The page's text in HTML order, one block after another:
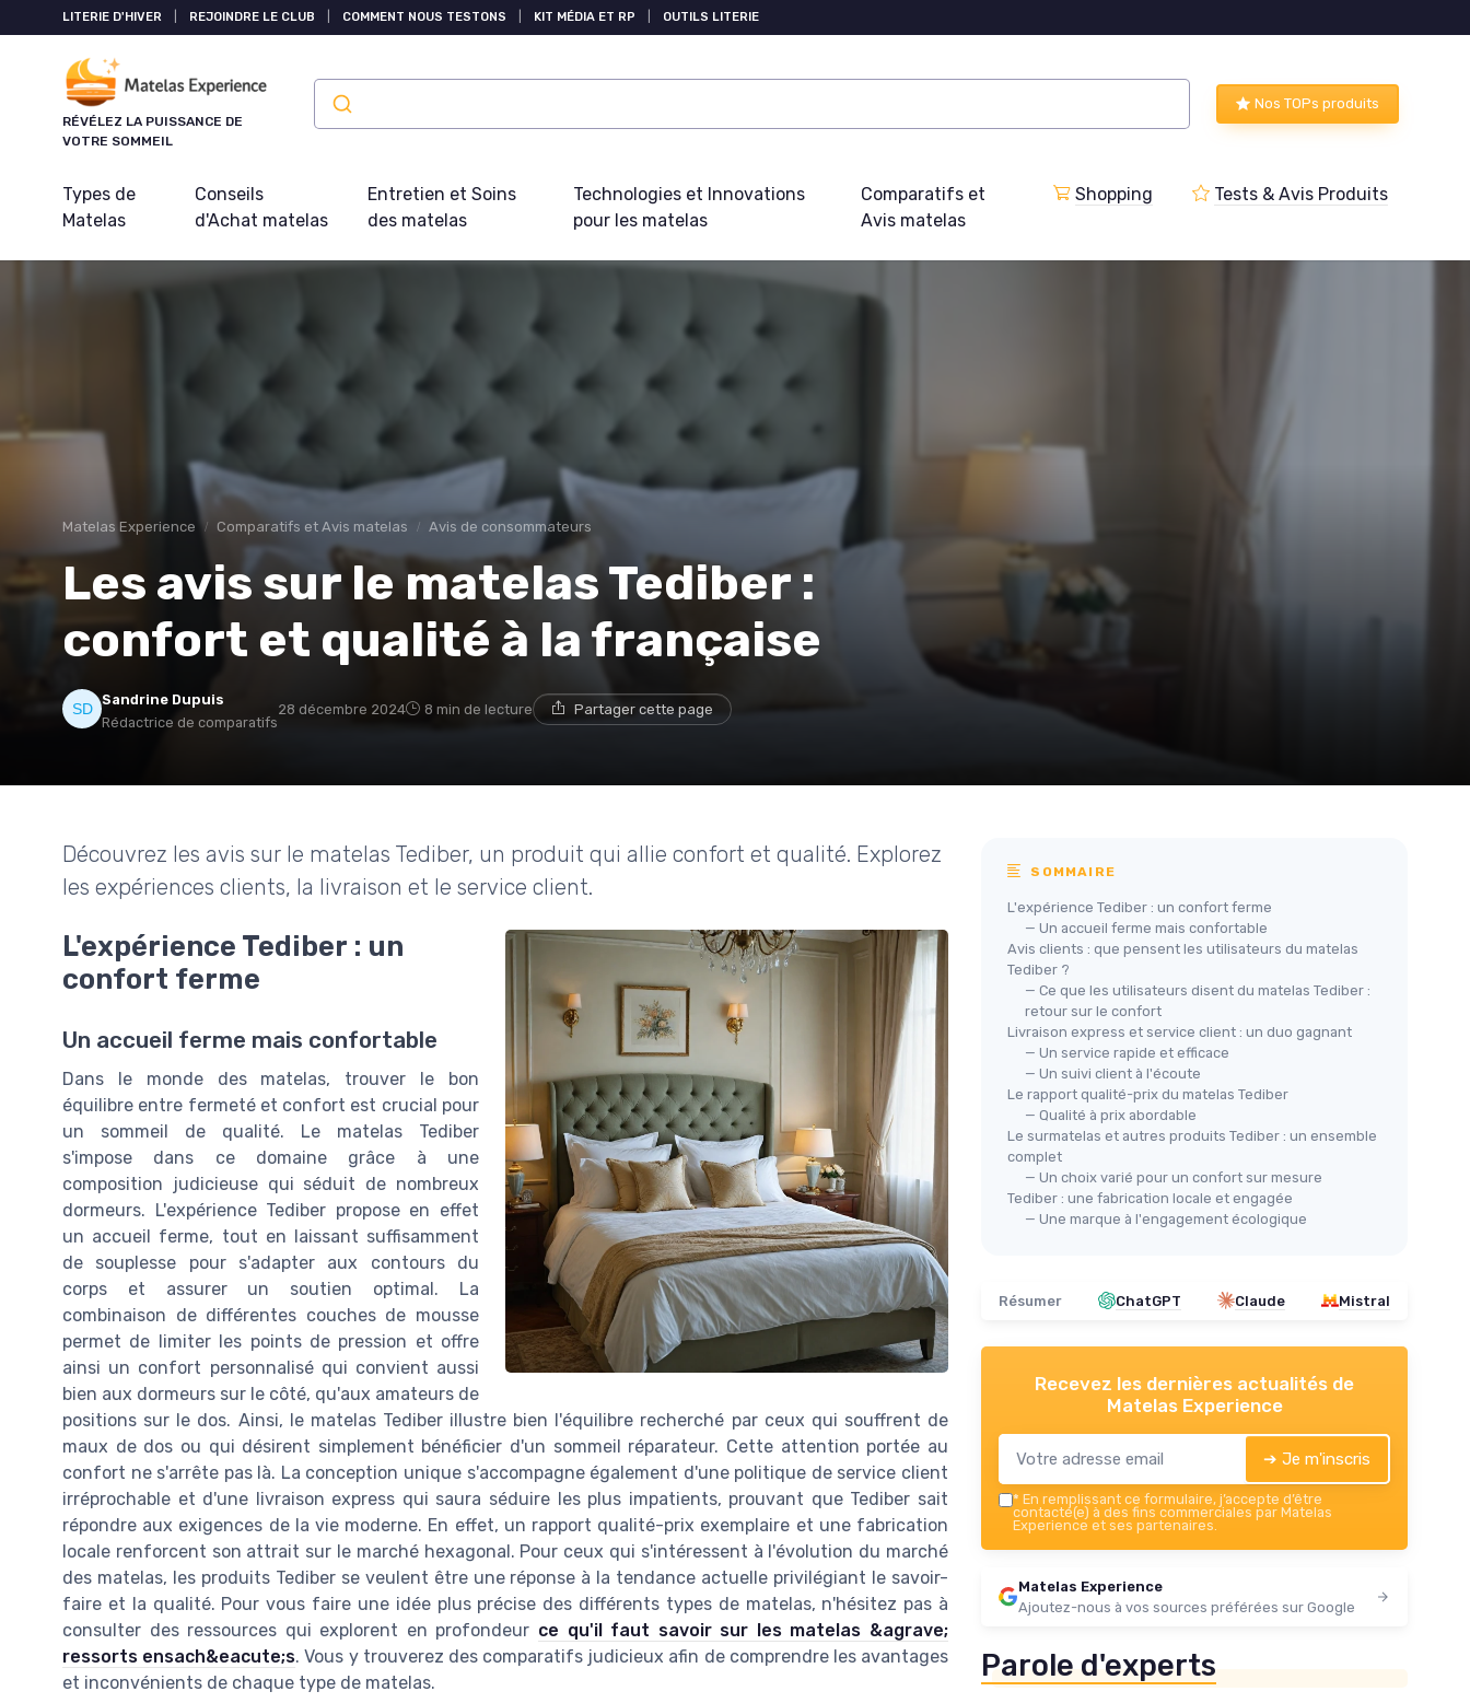
LITERIE D'HIVER REJOINDRE LE CLUB COMMENT NOUS TESTONS KIT MÉDIA ET RP OUTILS LITERIE
RÉVÉLEZ LA PUISSANCE DE
VOTRE SOMMEIL
Nos TOPs produits
Types de
Matelas
Conseils
d'Achat matelas
Entretien et Soins
des matelas
Technologies et Innovations
pour les matelas
Comparatifs et
Avis matelas
Shopping Tests & Avis Produits
Matelas Experience Comparatifs et Avis matelas Avis de consommateurs
Les avis sur le matelas Tediber :
confort et qualité à la française
Sandrine Dupuis
Rédactrice de comparatifs
28 décembre 2024 8 min de lecture Partager cette page
Découvrez les avis sur le matelas Tediber, un produit qui allie confort et qualité. Explorez
les expériences clients, la livraison et le service client.
L'expérience Tediber : un
confort ferme
Un accueil ferme mais confortable
Dans le monde des matelas, trouver le bon
équilibre entre fermeté et confort est crucial pour
un sommeil de qualité. Le matelas Tediber
s'impose dans ce domaine grâce à une
composition judicieuse qui séduit de nombreux
dormeurs. L'expérience Tediber propose en effet
un accueil ferme, tout en laissant suffisamment
de souplesse pour s'adapter aux contours du
corps et assurer un soutien optimal. La
combinaison de différentes couches de mousse
permet de limiter les points de pression et offre
ainsi un confort personnalisé qui convient aussi
bien aux dormeurs sur le côté, qu'aux amateurs de
positions sur le dos. Ainsi, le matelas Tediber illustre bien l'équilibre recherché par ceux qui souffrent de
maux de dos ou qui désirent simplement bénéficier d'un sommeil réparateur. Cette attention portée au
confort ne s'arrête pas là. La conception unique s'accompagne également d'une politique de service client
irréprochable et d'une livraison express qui saura séduire les plus impatients, prouvant que Tediber sait
répondre aux exigences de la vie moderne. En effet, un rapport qualité-prix exemplaire et une fabrication
locale renforcent son attrait sur le marché hexagonal. Pour ceux qui s'intéressent à l'évolution du marché
des matelas, les produits Tediber se veulent être une réponse à la tendance actuelle privilégiant le savoir-
faire et la qualité. Pour vous faire une idée plus précise des différents types de matelas, n'hésitez pas à
consulter des ressources qui explorent en profondeur ce qu'il faut savoir sur les matelas &agrave;
ressorts ensach&eacute;s. Vous y trouverez des comparatifs judicieux afin de comprendre les avantages
et inconvénients de chaque type de matelas.
SOMMAIRE
L'expérience Tediber : un confort ferme
— Un accueil ferme mais confortable
Avis clients : que pensent les utilisateurs du matelas
Tediber ?
— Ce que les utilisateurs disent du matelas Tediber :
retour sur le confort
Livraison express et service client : un duo gagnant
— Un service rapide et efficace
— Un suivi client à l'écoute
Le rapport qualité-prix du matelas Tediber
— Qualité à prix abordable
Le surmatelas et autres produits Tediber : un ensemble
complet
— Un choix varié pour un confort sur mesure
Tediber : une fabrication locale et engagée
— Une marque à l'engagement écologique
Résumer ChatGPT Claude Mistral
Recevez les dernières actualités de
Matelas Experience
➔ Je m'inscris
* En remplissant ce formulaire, j’accepte d’être
contacté(e) à des fins commerciales par Matelas
Experience et ses partenaires.
Matelas Experience
Ajoutez-nous à vos sources préférées sur Google
Parole d'experts
Panneau de gestion des cookies